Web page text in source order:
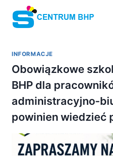
Przejdź
INFORMACJE
Obowiązkowe
BHP dla
administracyjno-
powinien wiedzieć